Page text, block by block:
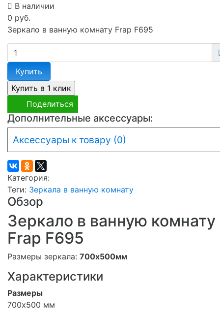
В наличии
0 руб.
Зеркало в ванную комнату Frap F695
Купить
Поделиться
Дополнительные аксессуары:
Аксессуары к товару (0)
Категория:
Теги: Зеркала в ванную комнату
Обзор
Зеркало в ванную комнату
Frap F695
Размеры зеркала: 700х500мм
Характеристики
Размеры
700х500 мм